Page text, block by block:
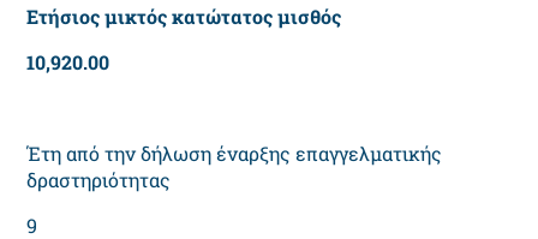
Ετήσιος μικτός κατώτατος μισθός
10,920.00
Έτη από την δήλωση έναρξης επαγγελματικής
δραστηριότητας
9